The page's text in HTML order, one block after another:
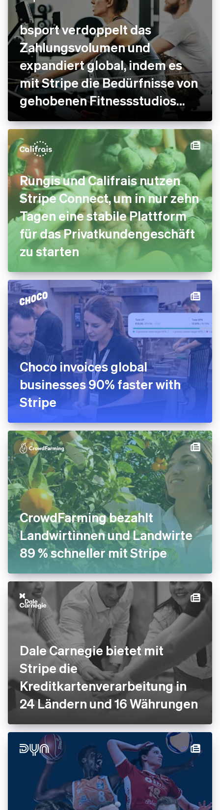
bsport verdoppelt das
Zahlungsvolumen und
expandiert global, indem es
mit Stripe die Bedürfnisse von
gehobenen Fitnessstudios
erfüllt
Rungis und Califrais nutzen
Stripe Connect, um in nur zehn
Tagen eine stabile Plattform
für das Privatkundengeschäft
zu starten
Choco invoices global
businesses 90% faster with
Stripe
CrowdFarming bezahlt
Landwirtinnen und Landwirte
89 % schneller mit Stripe
Dale Carnegie bietet mit
Stripe die
Kreditkartenverarbeitung in
24 Ländern und 16 Währungen